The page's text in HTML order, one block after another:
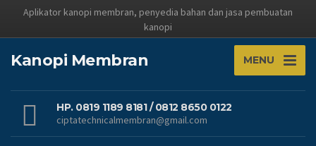
Aplikator kanopi membran, penyedia bahan dan jasa pembuatan
kanopi
Kanopi Membran MENU
HP. 0819 1189 8181 / 0812 8650 0122
ciptatechnicalmembran@gmail.com